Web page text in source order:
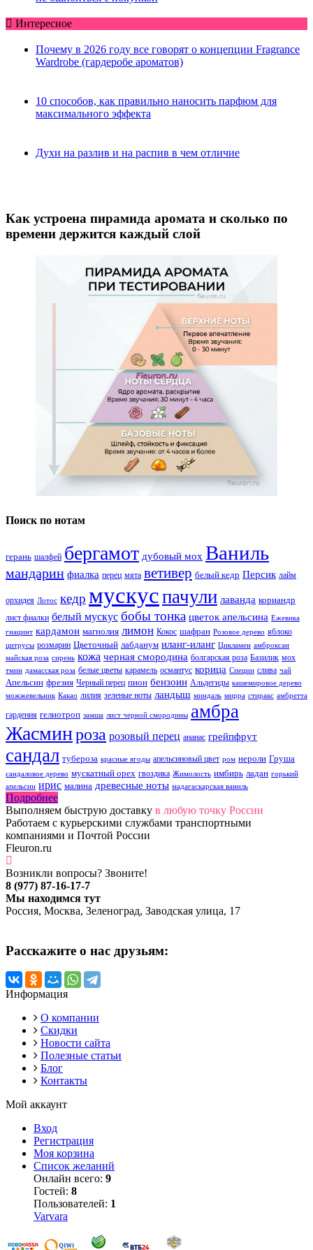
Интересное
Почему в 2026 году все говорят о концепции Fragrance
Wardrobe (гардеробе ароматов)
10 способов, как правильно наносить парфюм для
максимального эффекта
Духи на разлив и на распив в чем отличие
Как устроена пирамида аромата и сколько по
времени держится каждый слой
Поиск по нотам
герань шалфей бергамот дубовый мох Ваниль
мандарин фиалка перец мята ветивер белый кедр Персик лайм
орхидея Лотос кедр мускуспачули лаванда кориандр
лист фиалки белый мускус бобы тонка цветок апельсина Ежевика
гиацинт кардамон магнолия лимон Кокос шафран Розовое дерево яблоко
цитрусы розмарин Цветочный лабданум иланг-иланг Цикламен амброксан
майская роза сирень кожа черная смородина болгарская роза Базилик мох
тмин дамасская роза белые цветы карамель османтус корица Специи слива чай
Апельсин фрезия Черный перец пион бензоин Альдегиды кашемировое дерево
можжевельник Какао лилия зеленые ноты ландыш миндаль мирра стиракс амбретта
гардения гелиотроп замша лист черной смородины амбра
Жасминроза розовый перец ананас грейпфрут
сандал тубероза красные ягоды апельсиновый цвет ром нероли Груша
сандаловое дерево мускатный орех гвоздика Жимолость имбирь ладан горький
апельсин ирис малина древесные ноты мадагаскарская ваниль
Подробнее
Выполняем быструю доставку в любую точку России
Работаем с курьерскими службами транспортными
компаниями и Почтой России
Fleuron.ru
Возникли вопросы? Звоните!
8 (977) 87-16-17-7
Мы находимся тут
Россия, Москва, Зеленоград, Заводская улица, 17
Расскажите о нас друзьям:
Информация
О компании
Скидки
Новости сайта
Полезные статьи
Блог
Контакты
Мой аккаунт
Вход
Регистрация
Моя корзина
Список желаний
Онлайн всего: 9
Гостей: 8
Пользователей: 1
Varvara